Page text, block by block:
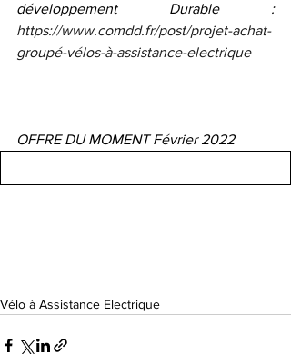
développement Durable :
https://www.comdd.fr/post/projet-achat-
groupé-vélos-à-assistance-electrique
OFFRE DU MOMENT Février 2022
Vélo à Assistance Electrique